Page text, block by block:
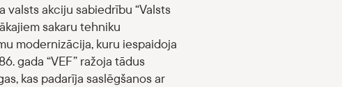
valsts akciju sabiedrību “Valsts
sakaru tehniku
modernizācija, kuru iespaidoja
gada “VEF” ražoja tādus
kas padarīja saslēgšanos ar